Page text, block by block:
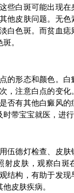
些白斑可能出现在
他皮肤问题。无色
白色斑。而贫血
。
的形态和颜色。白
，注意白点的变化
否有其他白癜风的
带宝宝就医，进行
伍德灯检查、皮肤
皮肤，观察白斑
结构，有助于发现
皮肤疾病。